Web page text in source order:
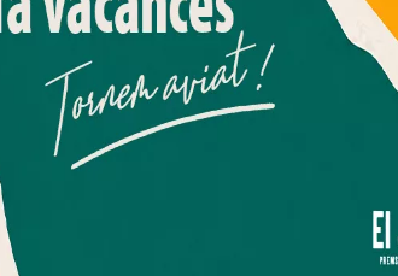
un esforç» per
que portin Ernest Maragall
, actual consellera
Sant Gervasi. A la
Gerard Gómez del Moral
per guanyar les
Acceptar Rebutjar tot
un compte al Diari el Jardí, dona el seu
explícit per rebre comunicacions
relacionades amb el servei. Aquest
ser revocat en qualsevol moment
de baixa present a tots els correus.